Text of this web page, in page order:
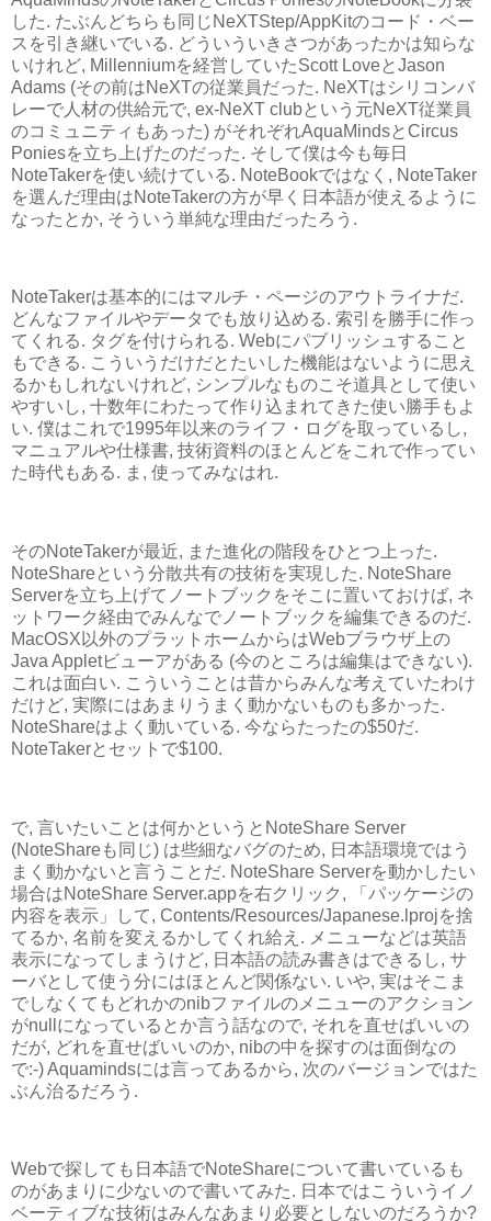
した. たぶんどちらも同じNeXTStep/AppKitのコード・ベー
スを引き継いでいる. どういういきさつがあったかは知らな
いけれど, Millenniumを経営していたScott LoveとJason
Adams (その前はNeXTの従業員だった. NeXTはシリコンバ
レーで人材の供給元で, ex-NeXT clubという元NeXT従業員
のコミュニティもあった) がそれぞれAquaMindsとCircus
Poniesを立ち上げたのだった. そして僕は今も毎日
NoteTakerを使い続けている. NoteBookではなく, NoteTaker
を選んだ理由はNoteTakerの方が早く日本語が使えるように
なったとか, そういう単純な理由だったろう.
NoteTakerは基本的にはマルチ・ページのアウトライナだ.
どんなファイルやデータでも放り込める. 索引を勝手に作っ
てくれる. タグを付けられる. Webにパブリッシュすること
もできる. こういうだけだとたいした機能はないように思え
るかもしれないけれど, シンプルなものこそ道具として使い
やすいし, 十数年にわたって作り込まれてきた使い勝手もよ
い. 僕はこれで1995年以来のライフ・ログを取っているし,
マニュアルや仕様書, 技術資料のほとんどをこれで作ってい
た時代もある. ま, 使ってみなはれ.
そのNoteTakerが最近, また進化の階段をひとつ上った.
NoteShareという分散共有の技術を実現した. NoteShare
Serverを立ち上げてノートブックをそこに置いておけば, ネ
ットワーク経由でみんなでノートブックを編集できるのだ.
MacOSX以外のプラットホームからはWebブラウザ上の
Java Appletビューアがある (今のところは編集はできない).
これは面白い. こういうことは昔からみんな考えていたわけ
だけど, 実際にはあまりうまく動かないものも多かった.
NoteShareはよく動いている. 今ならたったの$50だ.
NoteTakerとセットで$100.
で, 言いたいことは何かというとNoteShare Server
(NoteShareも同じ) は些細なバグのため, 日本語環境ではう
まく動かないと言うことだ. NoteShare Serverを動かしたい
場合はNoteShare Server.appを右クリック, 「パッケージの
内容を表示」して, Contents/Resources/Japanese.lprojを捨
てるか, 名前を変えるかしてくれ給え. メニューなどは英語
表示になってしまうけど, 日本語の読み書きはできるし, サ
ーバとして使う分にはほとんど関係ない. いや, 実はそこま
でしなくてもどれかのnibファイルのメニューのアクション
がnullになっているとか言う話なので, それを直せばいいの
だが, どれを直せばいいのか, nibの中を探すのは面倒なの
で:-) Aquamindsには言ってあるから, 次のバージョンではた
ぶん治るだろう.
Webで探しても日本語でNoteShareについて書いているも
のがあまりに少ないので書いてみた. 日本ではこういうイノ
ベーティブな技術はみんなあまり必要としないのだろうか?